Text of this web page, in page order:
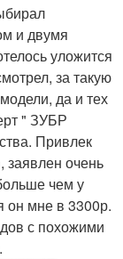
и двумя
уложится
за такую
да и тех
" ЗУБР
Привлек
заявлен очень
чем у
он мне в 3300р.
с похожими